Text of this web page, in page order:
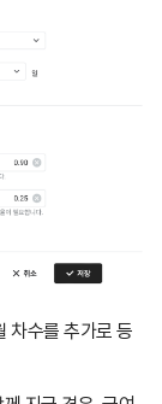
차수를 추가로 등